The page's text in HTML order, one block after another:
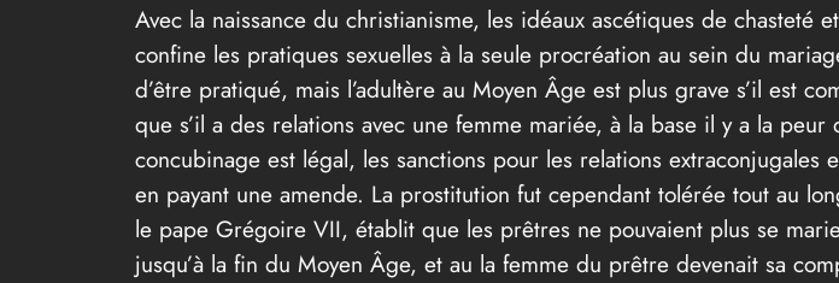
Avec la naissance du christianisme, les idéaux ascétiques de
confine les pratiques sexuelles à la seule procréation au sein du
d’être pratiqué, mais l’adultère au Moyen Âge est plus grave s’il est
que s’il a des relations avec une femme mariée, à la base il y a la
concubinage est légal, les sanctions pour les relations
en payant une amende. La prostitution fut cependant tolérée tout au
le pape Grégoire VII, établit que les prêtres ne pouvaient plus se
jusqu’à la fin du Moyen Âge, et au la femme du prêtre devenait sa